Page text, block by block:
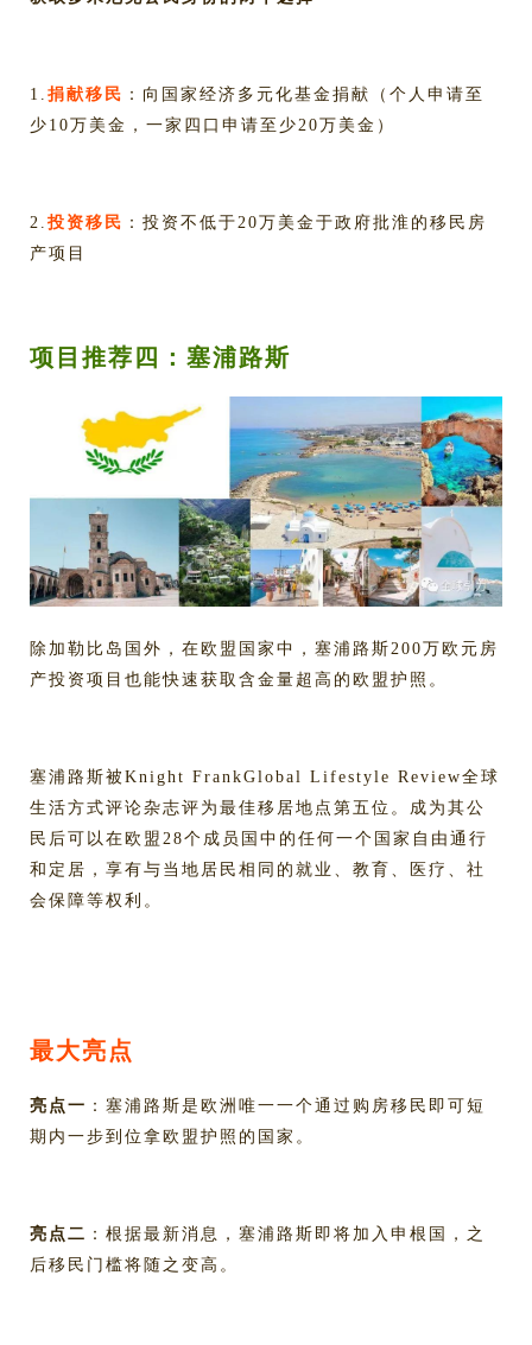
1. 捐献移民 ：向国家经济多元化基金捐献（个人申请至
少10万美金，一家四口申请至少20万美金）
2. 投资移民 ：投资不低于20万美金于政府批淮的移民房
产项目
项目推荐四：塞浦路斯
除加勒比岛国外，在欧盟国家中，塞浦路斯200万欧元房
产投资项目也能快速获取含金量超高的欧盟护照。
塞浦路斯被Knight FrankGlobal Lifestyle Review全球
生活方式评论杂志评为最佳移居地点第五位。成为其公
民后可以在欧盟28个成员国中的任何一个国家自由通行
和定居，享有与当地居民相同的就业、教育、医疗、社
会保障等权利。
最大亮点
亮点一 ：塞浦路斯是欧洲唯一一个通过购房移民即可短
期内一步到位拿欧盟护照的国家。
亮点二 ：根据最新消息，塞浦路斯即将加入申根国，之
后移民门槛将随之变高。